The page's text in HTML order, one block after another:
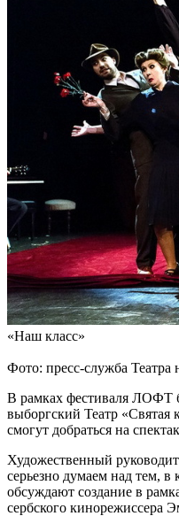
«Наш класс»
Фото: пресс-служба Театра
В рамках фестиваля ЛОФТ
выборгский Театр «Святая
смогут добраться на
Художественный
серьезно думаем над тем,
обсуждают создание в
сербского кинорежиссера